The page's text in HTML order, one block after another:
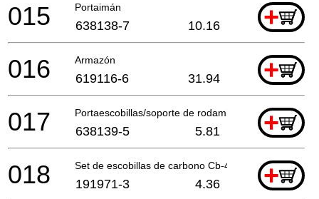
Portaimán +
015 638138-7 10.16
Armazón +
016 619116-6 31.94
Portaescobillas/soporte de rodamiento +
017 638139-5 5.81
Set de escobillas de carbono Cb-430 +
018 191971-3 4.36